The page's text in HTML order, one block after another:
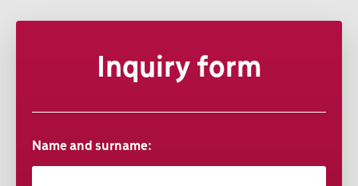
Inquiry form
Name and surname: